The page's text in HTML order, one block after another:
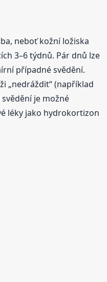
neboť kožní ložiska
3–6 týdnů. Pár dnů lze
případné svědění.
„nedráždit“ (například
je možné
léky jako hydrokortizon